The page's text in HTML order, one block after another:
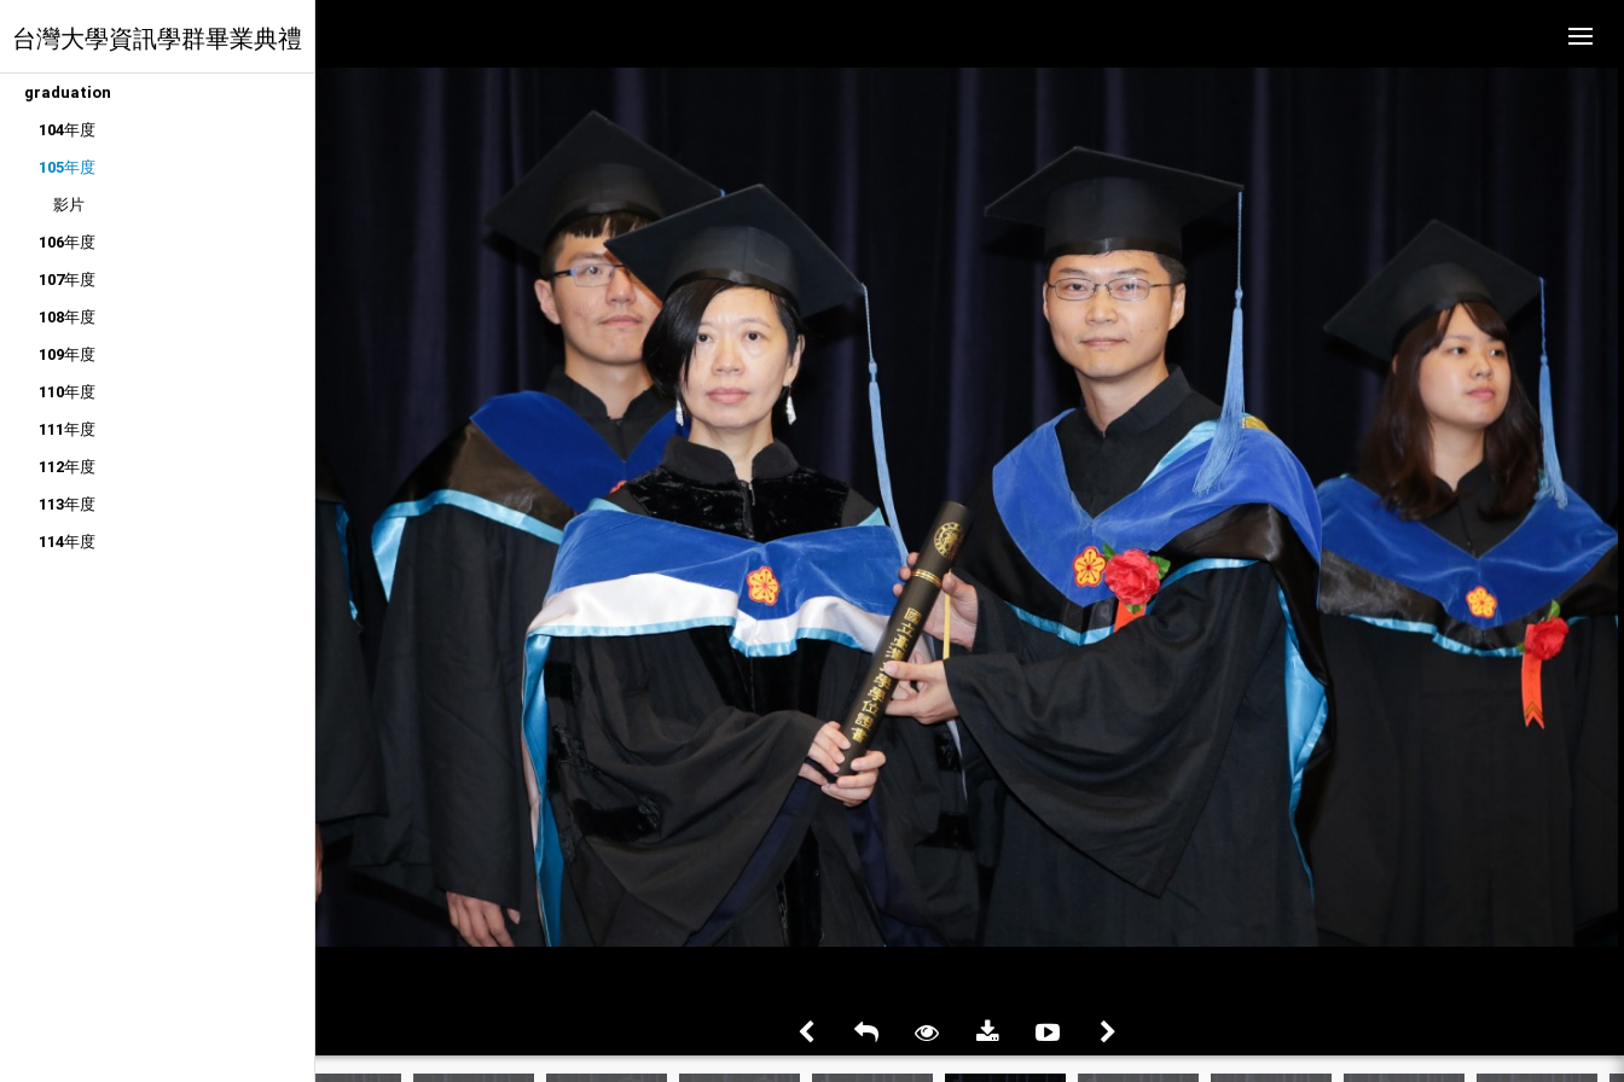
台灣大學資訊學群畢業典禮
graduation
104年度
105年度
影片
106年度
107年度
108年度
109年度
110年度
111年度
112年度
113年度
114年度